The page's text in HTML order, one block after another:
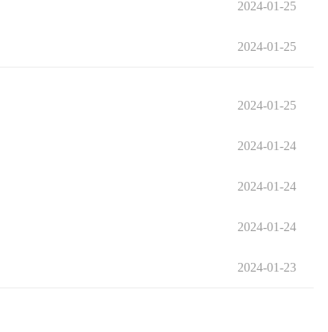
2024-01-25
2024-01-25
2024-01-25
2024-01-24
2024-01-24
2024-01-24
2024-01-23